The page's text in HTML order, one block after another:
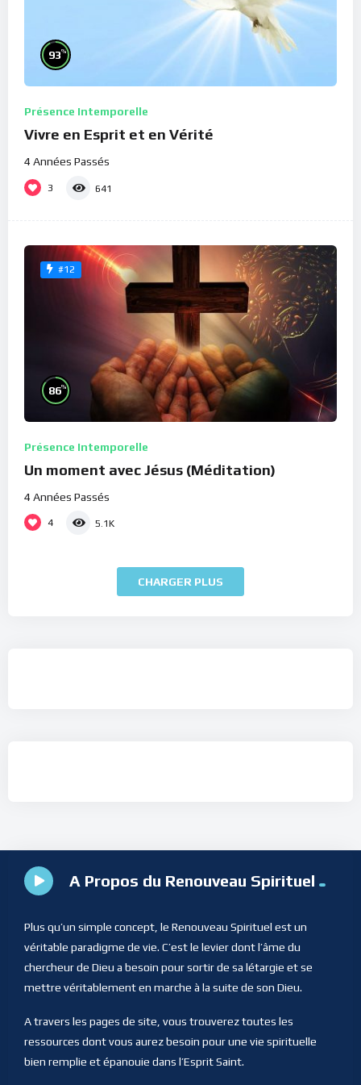
93%
Présence Intemporelle
Vivre en Esprit et en Vérité
4 Années Passés
3 641
#12
86%
Présence Intemporelle
Un moment avec Jésus (Méditation)
4 Années Passés
4 5.1K
CHARGER PLUS
A Propos du Renouveau Spirituel
Plus qu’un simple concept, le Renouveau Spirituel est un
véritable paradigme de vie. C’est le levier dont l’âme du
chercheur de Dieu a besoin pour sortir de sa létargie et se
mettre véritablement en marche à la suite de son Dieu.
A travers les pages de site, vous trouverez toutes les
ressources dont vous aurez besoin pour une vie spirituelle
bien remplie et épanouie dans l’Esprit Saint.